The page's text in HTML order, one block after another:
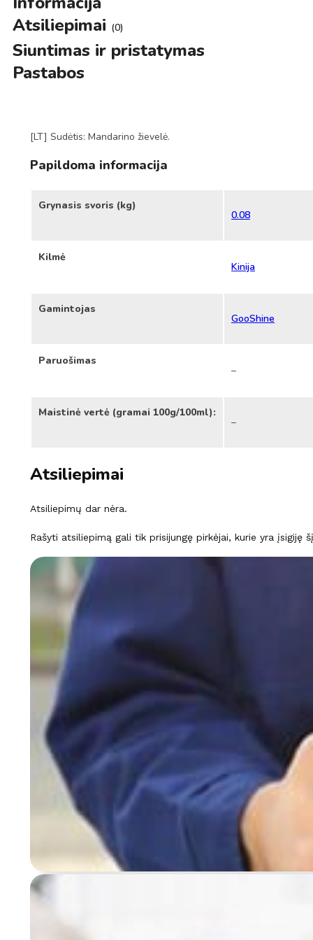
Atsiliepimai (0)
Siuntimas ir pristatymas
Pastabos
[LT] Sudėtis: Mandarino žievelė.
Papildoma informacija
Grynasis svoris (kg)
0.08
Kilmė
Kinija
Gamintojas
GooShine
Paruošimas
–
Maistinė vertė (gramai 100g/100ml):
–
Atsiliepimai
Atsiliepimų dar nėra.
Rašyti atsiliepimą gali tik prisijungę pirkėjai, kurie yra įsigiję